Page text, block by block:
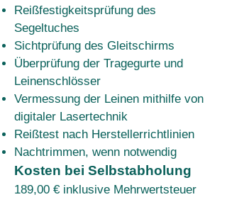
Reißfestigkeitsprüfung des
Segeltuches
Sichtprüfung des Gleitschirms
Überprüfung der Tragegurte und
Leinenschlösser
Vermessung der Leinen mithilfe von
digitaler Lasertechnik
Reißtest nach Herstellerrichtlinien
Nachtrimmen, wenn notwendig
Kosten bei Selbstabholung
189,00 € inklusive Mehrwertsteuer